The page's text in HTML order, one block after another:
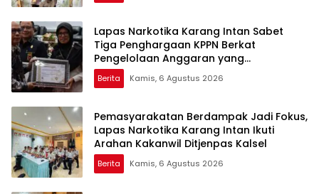
Lapas Narkotika Karang Intan Sabet
Tiga Penghargaan KPPN Berkat
Pengelolaan Anggaran yang
Transparan dan Akuntabel
Berita Kamis, 6 Agustus 2026
Pemasyarakatan Berdampak Jadi Fokus,
Lapas Narkotika Karang Intan Ikuti
Arahan Kakanwil Ditjenpas Kalsel
Berita Kamis, 6 Agustus 2026